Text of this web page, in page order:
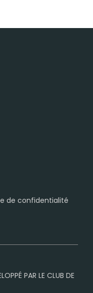
de confidentialité
PAR LE CLUB DE